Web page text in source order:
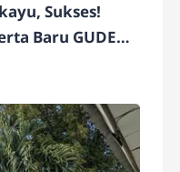
Sukses!
Baru GUDEP